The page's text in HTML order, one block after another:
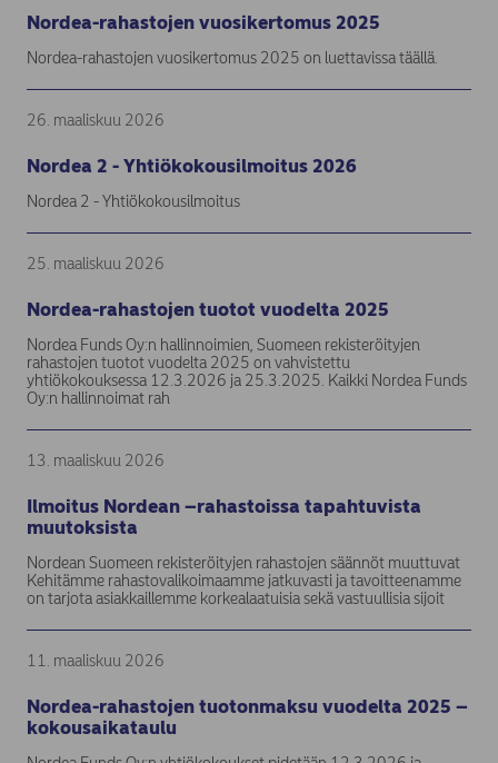
Nordea-rahastojen vuosikertomus 2025
Nordea-rahastojen vuosikertomus 2025 on luettavissa täällä.
26. maaliskuu 2026
Nordea 2 - Yhtiökokousilmoitus 2026
Nordea 2 - Yhtiökokousilmoitus
25. maaliskuu 2026
Nordea-rahastojen tuotot vuodelta 2025
Nordea Funds Oy:n hallinnoimien, Suomeen rekisteröityjen
rahastojen tuotot vuodelta 2025 on vahvistettu
yhtiökokouksessa 12.3.2026 ja 25.3.2025. Kaikki Nordea Funds
Oy:n hallinnoimat rah
13. maaliskuu 2026
Ilmoitus Nordean –rahastoissa tapahtuvista
muutoksista
Nordean Suomeen rekisteröityjen rahastojen säännöt muuttuvat
Kehitämme rahastovalikoimaamme jatkuvasti ja tavoitteenamme
on tarjota asiakkaillemme korkealaatuisia sekä vastuullisia sijoit
11. maaliskuu 2026
Nordea-rahastojen tuotonmaksu vuodelta 2025 –
kokousaikataulu